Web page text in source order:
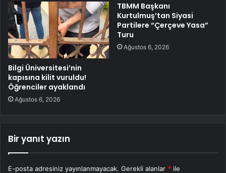
Bilgi Üniversitesi’nin
kapısına kilit vuruldu!
Öğrenciler ayaklandı
Ağustos 6, 2026
TBMM Başkanı
Kurtulmuş’tan Siyasi
Partilere “Çerçeve Yasa”
Turu
Ağustos 6, 2026
Bir yanıt yazın
E-posta adresiniz yayınlanmayacak. Gerekli alanlar * ile